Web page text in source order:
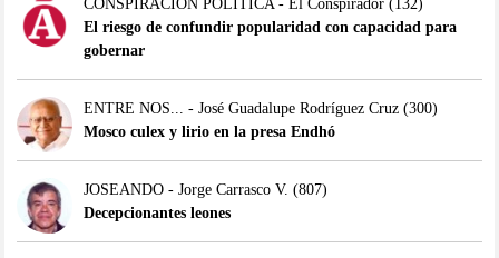
CONSPIRACIÓN POLÍTICA - El Conspirador(132)
El riesgo de confundir popularidad con capacidad para
gobernar
ENTRE NOS... - José Guadalupe Rodríguez Cruz(300)
Mosco culex y lirio en la presa Endhó
JOSEANDO - Jorge Carrasco V. (807)
Decepcionantes leones